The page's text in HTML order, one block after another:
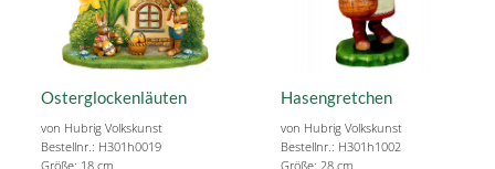
Osterglockenläuten
von Hubrig Volkskunst
Bestellnr.: H301h0019
Größe: 18 cm
Hasengretchen
von Hubrig Volkskunst
Bestellnr.: H301h1002
Größe: 28 cm